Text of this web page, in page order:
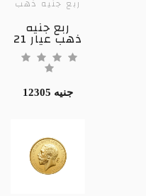
ربع جنيه ذهب
ربع جنيه
ذهب عيار 21
12305 جنيه